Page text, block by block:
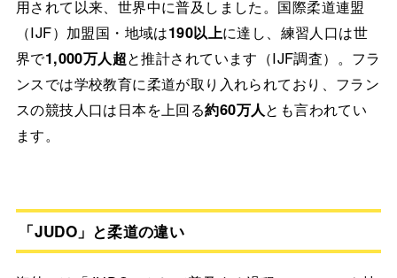
用されて以来、世界中に普及しました。国際柔道連盟
（IJF）加盟国・地域は190以上に達し、練習人口は世
界で1,000万人超と推計されています（IJF調査）。フラ
ンスでは学校教育に柔道が取り入れられており、フラン
スの競技人口は日本を上回る約60万人とも言われてい
ます。
「JUDO」と柔道の違い